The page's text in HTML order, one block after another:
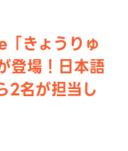
きょうりゅ
登場！日本語
2名が担当し